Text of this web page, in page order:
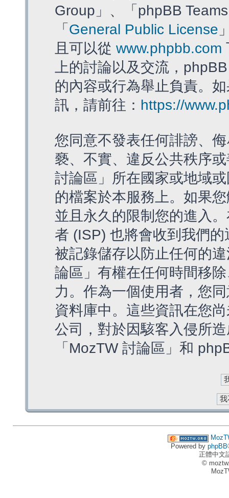
Group」、「phpBB
「 General Public License
且可以從 www.phpbb.com
上的討論以及交流，
的內容或行為舉止負責。
訊，請前往： https://
您同意不發表任何誹謗、
褻、不實、違反公共秩序
討論區」所在國家或地域
的檔案於本服務上。如果
並且永久的限制您的進入
者 (ISP) 也將會收到我們
被記錄儲存以防止任何的
論區」有權在任何時間移
力。作為一個使用者，您
資料庫中。這些資訊在您
公司，對於因駭客入侵所
「MozTW 討論區」和
Powered by phpBB
正體中文
©